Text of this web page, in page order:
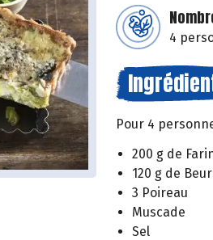
4
Pour 4
200 g de
120 g de
3 Poireau
Muscade
Sel